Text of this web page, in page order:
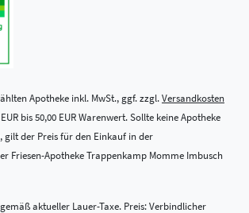
Apotheke inkl. MwSt., ggf. zzgl.Versandkosten
bis 50,00 EUR Warenwert. Sollte keine Apotheke
gilt der Preis für den Einkauf in der
Friesen-Apotheke Trappenkamp Momme Imbusch
aktueller Lauer-Taxe. Preis: Verbindlicher